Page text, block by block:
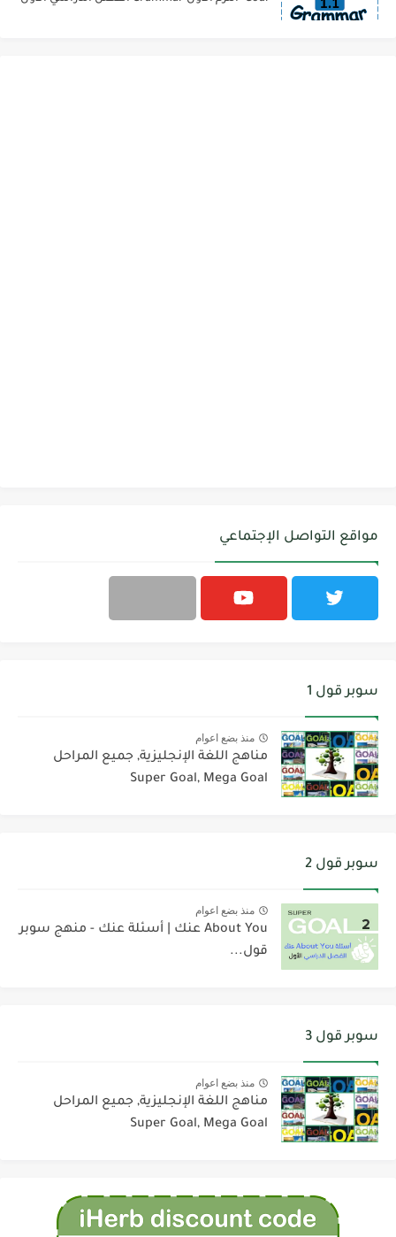
مواقع التواصل الإجتماعي
سوبر قول 1
منذ بضع اعوام
مناهج اللغة الإنجليزية, جميع المراحل
Super Goal, Mega Goal
سوبر قول 2
منذ بضع اعوام
About You عنك | أسئلة عنك - منهج سوبر
قول...
سوبر قول 3
منذ بضع اعوام
مناهج اللغة الإنجليزية, جميع المراحل
Super Goal, Mega Goal